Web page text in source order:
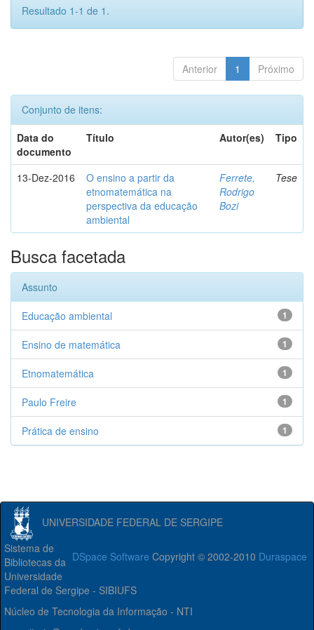
Resultado 1-1 de 1.
Anterior 1 Próximo
Conjunto de itens:
Data do
documento
Título Autor(es) Tipo
13-Dez-2016
O ensino a partir da
etnomatemática na
perspectiva da educação
ambiental
Ferrete,
Rodrigo
Bozi
Tese
Busca facetada
Assunto
1
Educação ambiental
1
Ensino de matemática
1
Etnomatemática
1
Paulo Freire
1
Prática de ensino
UNIVERSIDADE FEDERAL DE SERGIPE
DSpace Software Copyright © 2002-2010 Duraspace
Sistema de
Bibliotecas da
Universidade
Federal de Sergipe - SIBIUFS
Núcleo de Tecnologia da Informação - NTI